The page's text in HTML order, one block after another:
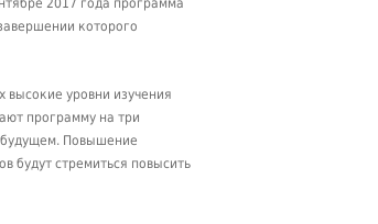
2017 года программа
которого
уровни изучения
программу на три
будущем. Повышение
будут стремиться повысить